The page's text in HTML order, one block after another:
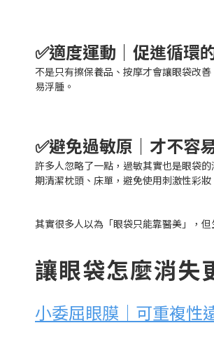
✅適度運動｜促進循環
不是只有擦保養品、按摩才會讓眼袋改
易浮腫。
✅避免過敏原｜才不容
許多人忽略了一點，過敏其實也是眼袋
期清潔枕頭、床單，避免使用刺激性彩
其實很多人以為「眼袋只能靠醫美」，
讓眼袋怎麼消失
小委屈眼膜｜可重複性